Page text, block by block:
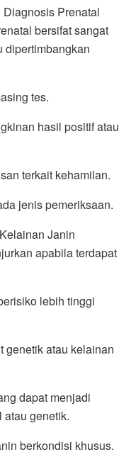
Prenatal
bersifat sangat
dipertimbangkan
tes.
hasil positif atau
terkait kehamilan.
jenis pemeriksaan.
Janin
apabila terdapat
lebih tinggi
genetik atau kelainan
dapat menjadi
genetik.
berkondisi khusus.